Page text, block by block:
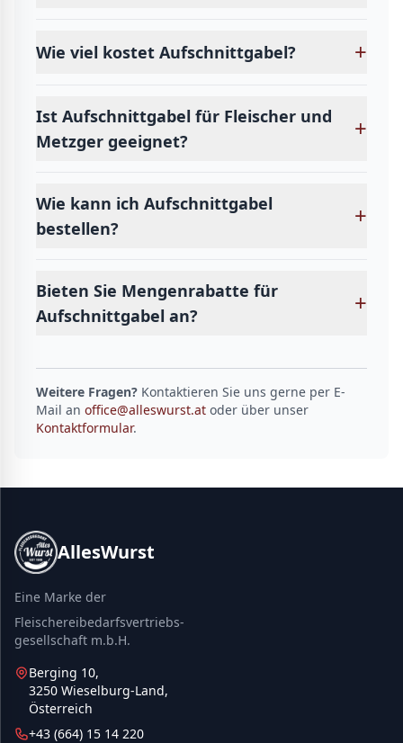
Wie viel kostet Aufschnittgabel? +
Ist Aufschnittgabel für Fleischer und
Metzger geeignet?
+
Wie kann ich Aufschnittgabel
bestellen?
+
Bieten Sie Mengenrabatte für
Aufschnittgabel an?
+
Weitere Fragen? Kontaktieren Sie uns gerne per E-
Mail an office@alleswurst.at oder über unser
Kontaktformular.
AllesWurst
Eine Marke der
Fleischereibedarfsvertriebs-
gesellschaft m.b.H.
Berging 10,
3250 Wieselburg-Land,
Österreich
+43 (664) 15 14 220